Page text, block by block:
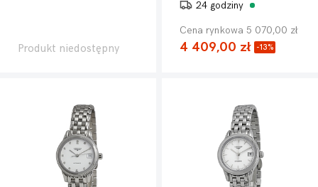
Produkt niedostępny
24 godziny
Cena rynkowa 5 070,00 zł
4 409,00 zł -13%